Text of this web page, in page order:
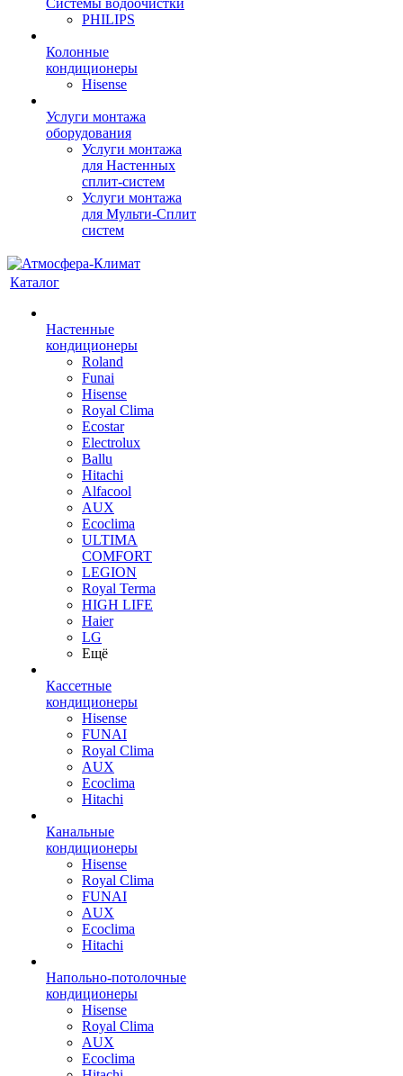
Системы водоочистки
PHILIPS
Колонные
кондиционеры
Hisense
Услуги монтажа
оборудования
Услуги монтажа
для Настенных
сплит-систем
Услуги монтажа
для Мульти-Сплит
систем
Каталог
Настенные
кондиционеры
Roland
Funai
Hisense
Royal Clima
Ecostar
Electrolux
Ballu
Hitachi
Alfacool
AUX
Ecoclima
ULTIMA
COMFORT
LEGION
Royal Terma
HIGH LIFE
Haier
LG
Ещё
Кассетные
кондиционеры
Hisense
FUNAI
Royal Clima
AUX
Ecoclima
Hitachi
Канальные
кондиционеры
Hisense
Royal Clima
FUNAI
AUX
Ecoclima
Hitachi
Напольно-потолочные
кондиционеры
Hisense
Royal Clima
AUX
Ecoclima